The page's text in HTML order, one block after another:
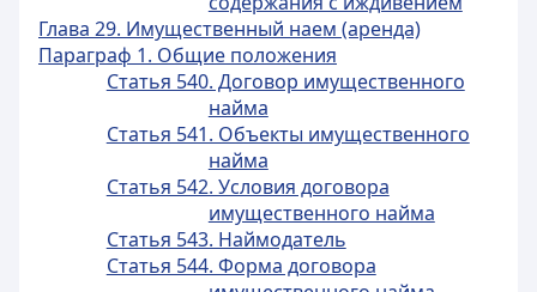
Глава 29. Имущественный наем (аренда)
Параграф 1. Общие положения
Статья 540. Договор имущественного
найма
Статья 541. Объекты имущественного
найма
Статья 542. Условия договора
имущественного найма
Статья 543. Наймодатель
Статья 544. Форма договора